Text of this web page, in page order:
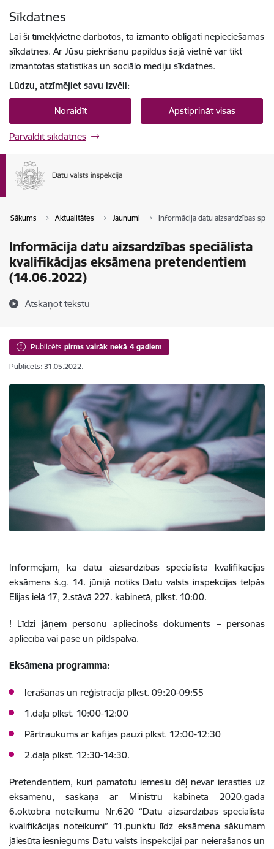
Sīkdatnes
Lai šī tīmekļvietne darbotos, tā izmanto obligāti nepieciešamās
sīkdatnes. Ar Jūsu piekrišanu papildus šajā vietnē var tikt
izmantotas statistikas un sociālo mediju sīkdatnes.
Lūdzu, atzīmējiet savu izvēli:
Noraidīt Apstiprināt visas
Pārvaldīt sīkdatnes
Sākums Aktualitātes Jaunumi Informācija datu aizsardzības
Informācija datu aizsardzības speciālista
kvalifikācijas eksāmena pretendentiem
(14.06.2022)
Atskaņot tekstu
Publicēts pirms vairāk nekā 4 gadiem
Publicēts: 31.05.2022.
Informējam, ka datu aizsardzības speciālista kvalifikācijas
eksāmens š.g. 14. jūnijā notiks Datu valsts inspekcijas telpās
Elijas ielā 17, 2.stāvā 227. kabinetā, plkst. 10:00.
! Līdzi jāņem personu apliecinošs dokuments – personas
apliecība vai pase un pildspalva.
Eksāmena programma:
Ierašanās un reģistrācija plkst. 09:20-09:55
1.daļa plkst. 10:00-12:00
Pārtraukums ar kafijas pauzi plkst. 12:00-12:30
2.daļa plkst. 12:30-14:30.
Pretendentiem, kuri pamatotu iemeslu dēļ nevar ierasties uz
eksāmenu, saskaņā ar Ministru kabineta 2020.gada
6.oktobra noteikumu Nr.620 “Datu aizsardzības speciālista
kvalifikācijas noteikumi” 11.punktu līdz eksāmena sākumam
jāiesūta iesniegums Datu valsts inspekcijai par neierašanos un